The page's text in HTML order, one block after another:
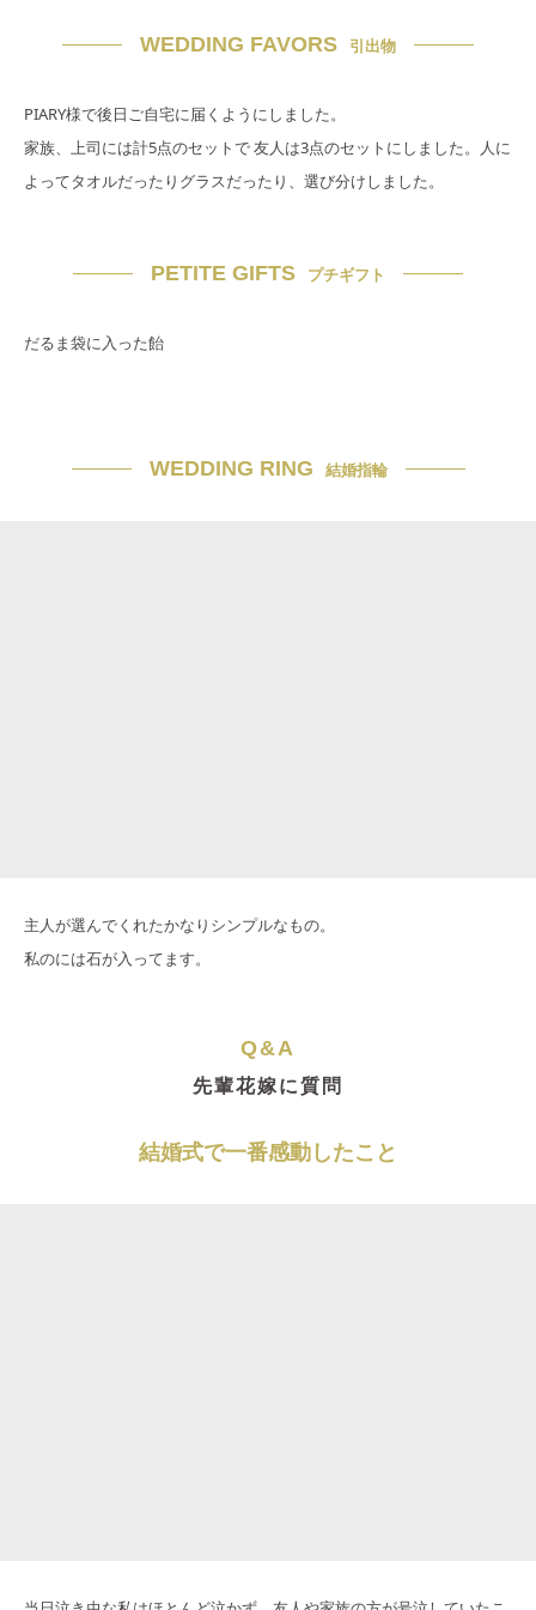
WEDDING FAVORS 引出物
PIARY様で後日ご自宅に届くようにしました。
家族、上司には計5点のセットで 友人は3点のセットにしました。人に
よってタオルだったりグラスだったり、選び分けしました。
PETITE GIFTS プチギフト
だるま袋に入った飴
WEDDING RING 結婚指輪
主人が選んでくれたかなりシンプルなもの。
私のには石が入ってます。
Q&A
先輩花嫁に質問
結婚式で一番感動したこと